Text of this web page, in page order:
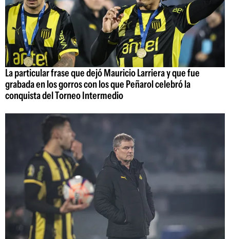
La particular frase que dejó Mauricio Larriera y que fue
grabada en los gorros con los que Peñarol celebró la
conquista del Torneo Intermedio